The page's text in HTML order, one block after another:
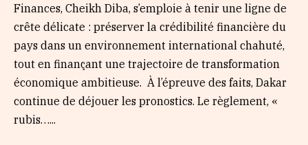
Finances, Cheikh Diba, s’emploie à tenir une ligne de
crête délicate : préserver la crédibilité financière du
pays dans un environnement international chahuté,
tout en finançant une trajectoire de transformation
économique ambitieuse. À l’épreuve des faits, Dakar
continue de déjouer les pronostics. Le règlement, «
rubis…...